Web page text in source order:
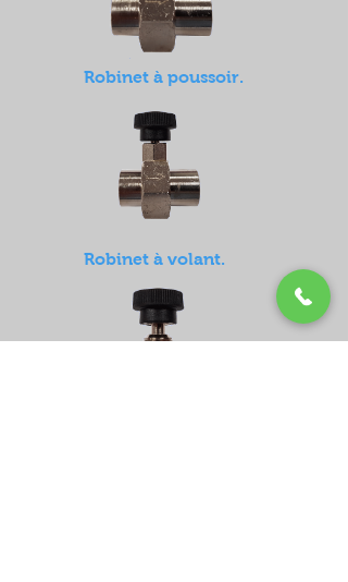
Robinet à poussoir.
Robinet à volant.